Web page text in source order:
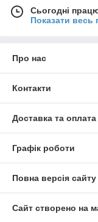
Сьогодні
Показати весь
Про нас
Контакти
Доставка та оплата
Графік роботи
Повна версія сайту
Сайт створено на